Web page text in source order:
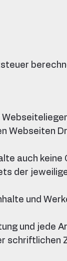
Webseiten
auch keine
der
und
und jede
schriftlichen